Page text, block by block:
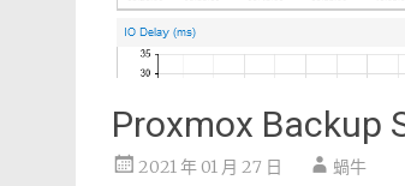
Proxmox Backup
2021 年 01 月 27 日 蝸牛